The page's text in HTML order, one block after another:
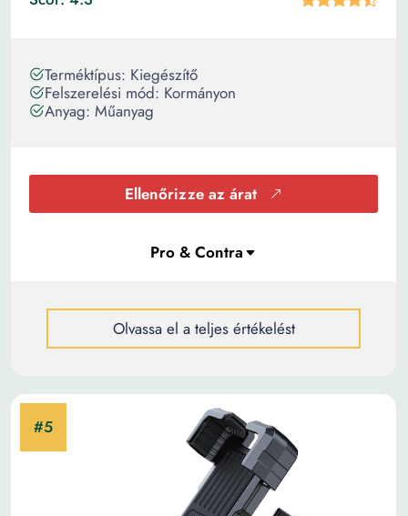
Terméktípus: Kiegészítő
Felszerelési mód: Kormányon
Anyag: Műanyag
Ellenőrizze az árat
Olvassa el a teljes értékelést